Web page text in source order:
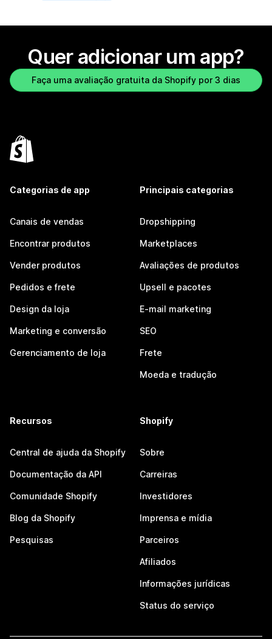
Quer adicionar um app?
Faça uma avaliação gratuita da Shopify por 3 dias
Categorias de app
Canais de vendas
Encontrar produtos
Vender produtos
Pedidos e frete
Design da loja
Marketing e conversão
Gerenciamento de loja
Principais categorias
Dropshipping
Marketplaces
Avaliações de produtos
Upsell e pacotes
E-mail marketing
SEO
Frete
Moeda e tradução
Recursos
Central de ajuda da Shopify
Documentação da API
Comunidade Shopify
Blog da Shopify
Pesquisas
Shopify
Sobre
Carreiras
Investidores
Imprensa e mídia
Parceiros
Afiliados
Informações jurídicas
Status do serviço